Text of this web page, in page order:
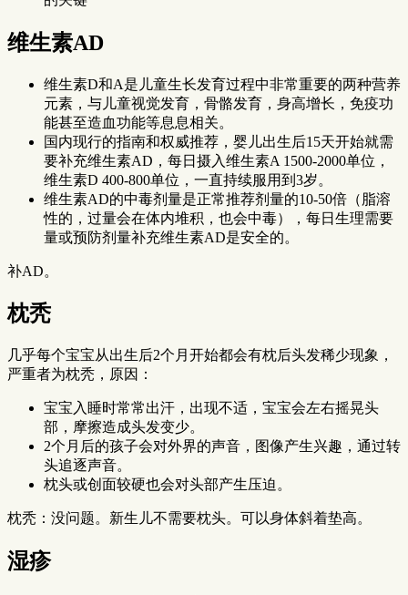
维生素AD
维生素D和A是儿童生长发育过程中非常重要的两种营养
元素，与儿童视觉发育，骨骼发育，身高增长，免疫功
能甚至造血功能等息息相关。
国内现行的指南和权威推荐，婴儿出生后15天开始就需
要补充维生素AD，每日摄入维生素A 1500-2000单位，
维生素D 400-800单位，一直持续服用到3岁。
维生素AD的中毒剂量是正常推荐剂量的10-50倍（脂溶
性的，过量会在体内堆积，也会中毒），每日生理需要
量或预防剂量补充维生素AD是安全的。
补AD。
枕秃
几乎每个宝宝从出生后2个月开始都会有枕后头发稀少现象，
严重者为枕秃，原因：
宝宝入睡时常常出汗，出现不适，宝宝会左右摇晃头
部，摩擦造成头发变少。
2个月后的孩子会对外界的声音，图像产生兴趣，通过转
头追逐声音。
枕头或创面较硬也会对头部产生压迫。
枕秃：没问题。新生儿不需要枕头。可以身体斜着垫高。
湿疹